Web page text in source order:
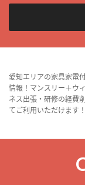
愛知エリアの家具家電
情報！マンスリー＋ウ
ネス出張・研修の経費
てご利用いただけます